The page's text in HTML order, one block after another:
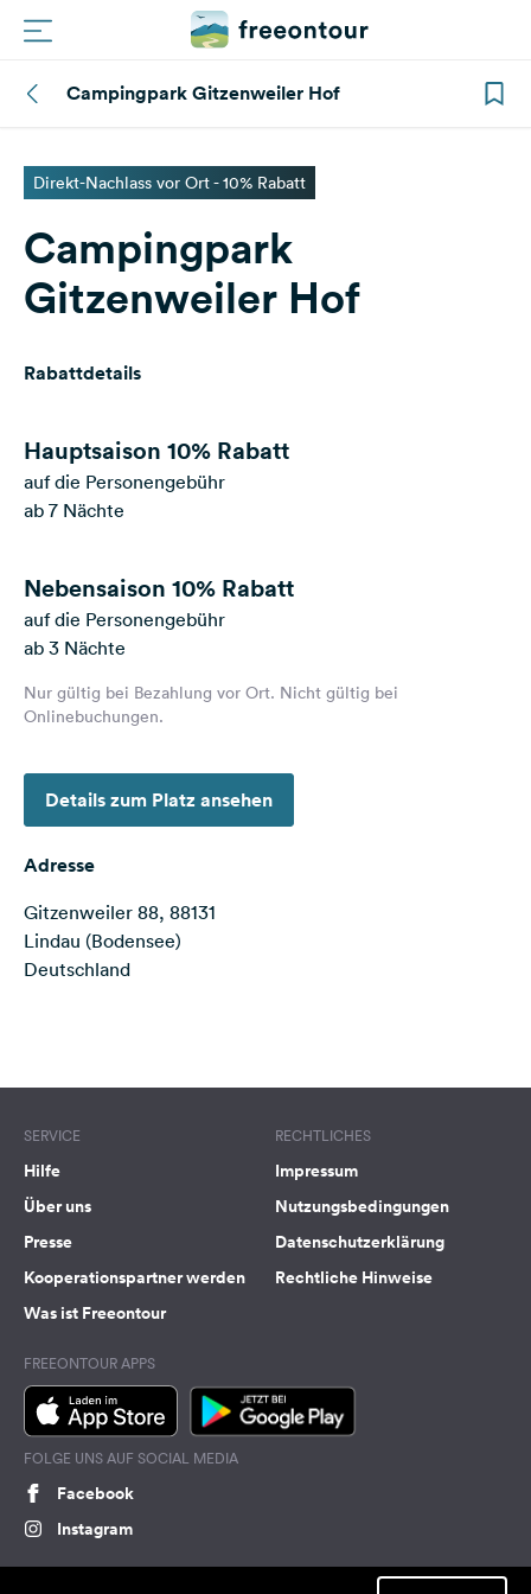
Routen
Plätze
Partner
Registrieren
Newsletter
Sprache:
Deutsch
Folge
uns
Social
Media
Campingpark Gitzenweiler Hof
Direkt-Nachlass vor Ort - 10% Rabatt
Campingpark
Gitzenweiler Hof
Rabattdetails
Hauptsaison 10% Rabatt
auf die Personengebühr
ab 7 Nächte
Nebensaison 10% Rabatt
auf die Personengebühr
ab 3 Nächte
Nur gültig bei Bezahlung vor Ort. Nicht gültig bei
Onlinebuchungen.
Details zum Platz ansehen
Adresse
Gitzenweiler 88, 88131
Lindau (Bodensee)
Deutschland
SERVICE
Hilfe
Über uns
Presse
Kooperationspartner werden
Was ist Freeontour
RECHTLICHES
Impressum
Nutzungsbedingungen
Datenschutzerklärung
Rechtliche Hinweise
FREEONTOUR APPS
FOLGE UNS AUF SOCIAL MEDIA
Facebook
Instagram